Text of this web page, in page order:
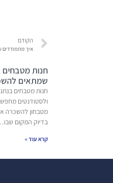
הקודם
איך
חנות מטבחים
שמתאים
חנות מטבחים
ולסטודנטים
מטבחון להשכרה
בדיוק המקום
קרא עוד »